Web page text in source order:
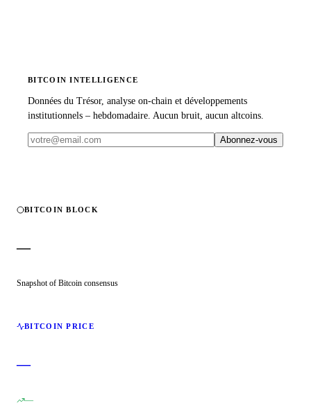
BITCOIN INTELLIGENCE
Données du Trésor, analyse on-chain et développements
institutionnels – hebdomadaire. Aucun bruit, aucun altcoins.
Abonnez-vous
BITCOIN BLOCK
—
Snapshot of Bitcoin consensus
BITCOIN PRICE
—
—